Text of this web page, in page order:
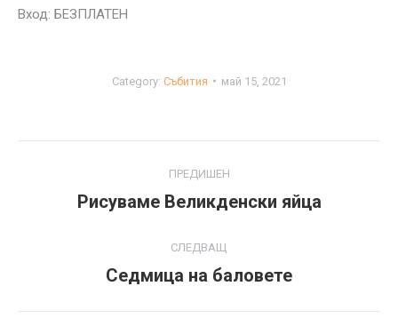
Вход: БЕЗПЛАТЕН
Category: Събития май 15, 2021
navigation
ПРЕДИШЕН
Previous
Рисуваме Великденски яйца
СЛЕДВАЩ
Next
Седмица на баловете